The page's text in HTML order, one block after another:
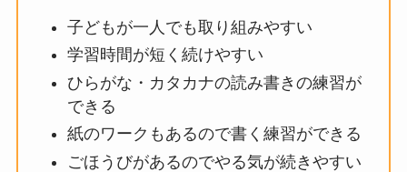
子どもが一人でも取り組みやすい
学習時間が短く続けやすい
ひらがな・カタカナの読み書きの練習が
できる
紙のワークもあるので書く練習ができる
ごほうびがあるのでやる気が続きやすい